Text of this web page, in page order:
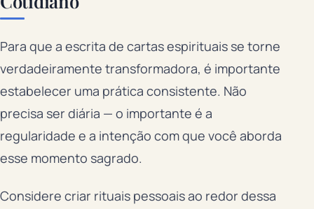
Para que a escrita de cartas espirituais se torne
verdadeiramente transformadora, é importante
estabelecer uma prática consistente. Não
precisa ser diária — o importante é a
regularidade e a intenção com que você aborda
esse momento sagrado.
Considere criar rituais pessoais ao redor dessa